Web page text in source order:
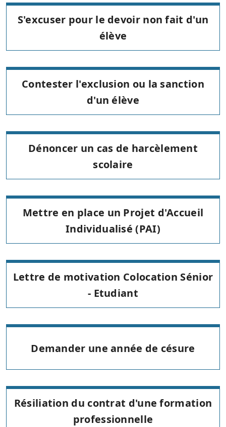
S'excuser pour le devoir non fait d'un
élève
Contester l'exclusion ou la sanction
d'un élève
Dénoncer un cas de harcèlement
scolaire
Mettre en place un Projet d'Accueil
Individualisé (PAI)
Lettre de motivation Colocation Sénior
- Etudiant
Demander une année de césure
Résiliation du contrat d'une formation
professionnelle